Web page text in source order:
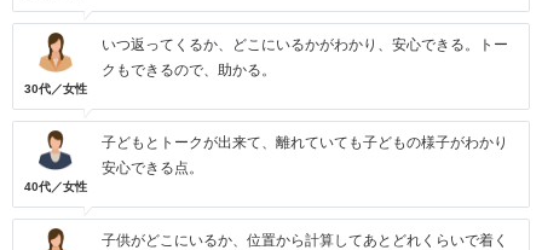
30代／女性
いつ返ってくるか、どこにいるかがわかり、安心できる。トー
クもできるので、助かる。
40代／女性
子どもとトークが出来て、離れていても子どもの様子がわかり
安心できる点。
子供がどこにいるか、位置から計算してあとどれくらいで着く